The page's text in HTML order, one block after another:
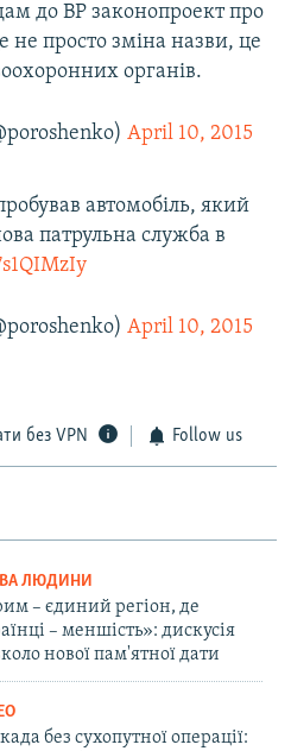
до ВР законопроект про
не просто зміна назви, це
органів.
April 10, 2015
автомобіль, який
патрульна служба в
April 10, 2015
без VPN Follow us
ЛЮДИНИ
– єдиний регіон, де
– меншість»: дискусія
нової пам'ятної дати
без сухопутної операції: